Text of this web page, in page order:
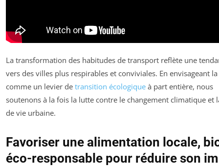
La transformation des habitudes de transport reflète une
vers des villes plus respirables et conviviales. En envisageant
comme un levier de transition écologique à part entière, nous
soutenons à la fois la lutte contre le changement climatique et
de vie urbaine.
Favoriser une alimentation locale,
éco-responsable pour réduire son